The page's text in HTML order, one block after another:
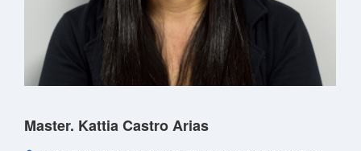
Master. Kattia Castro Arias